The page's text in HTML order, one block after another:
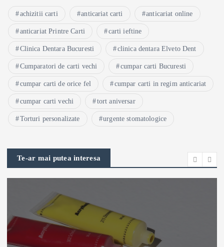
achizitii carti anticariat carti anticariat online
anticariat Printre Carti carti ieftine
Clinica Dentara Bucuresti clinica dentara Elveto Dent
Cumparatori de carti vechi cumpar carti Bucuresti
cumpar carti de orice fel cumpar carti in regim anticariat
cumpar carti vechi tort aniversar
Torturi personalizate urgente stomatologice
Te-ar mai putea interesa